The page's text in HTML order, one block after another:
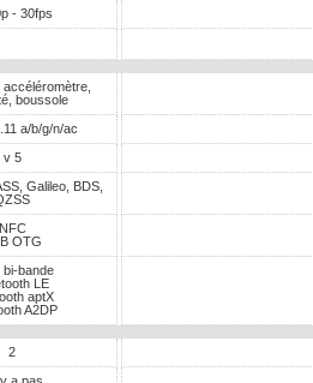
- 30fps
boussole
a/b/g/n/ac
v 5
Galileo, BDS,
NFC
OTG
bi-bande
LE
aptX
A2DP
2